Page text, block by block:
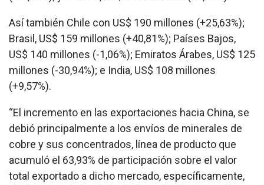
Así también Chile con US$ 190 millones (+25,63%);
Brasil, US$ 159 millones (+40,81%); Países Bajos,
US$ 140 millones (-1,06%); Emiratos Árabes, US$ 125
millones (-30,94%); e India, US$ 108 millones
(+9,57%).
“El incremento en las exportaciones hacia China, se
debió principalmente a los envíos de minerales de
cobre y sus concentrados, línea de producto que
acumuló el 63,93% de participación sobre el valor
total exportado a dicho mercado, específicamente,